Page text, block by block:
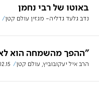
באוטו של רבי נחמן
נדב גלעד גדליה- מגזין עולם קטן
"ההפך מהשמחה הוא
הרב איל יעקובוביץ, עולם קטן